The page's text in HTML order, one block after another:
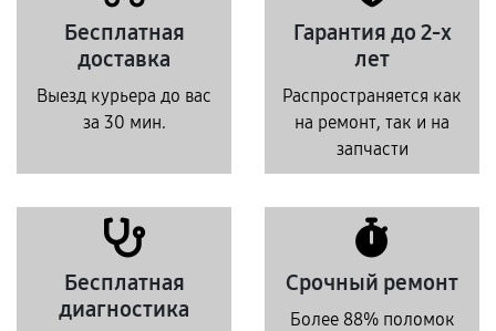
Бесплатная
доставка
Выезд курьера до вас
за 30 мин.
Гарантия до 2-х
лет
Распространяется как
на ремонт, так и на
запчасти
Бесплатная
диагностика
Срочный ремонт
Более 88% поломок